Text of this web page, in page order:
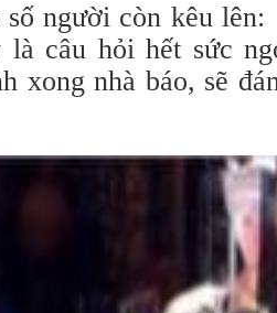
người còn kêu lên:
câu hỏi hết sức
xong nhà báo, sẽ